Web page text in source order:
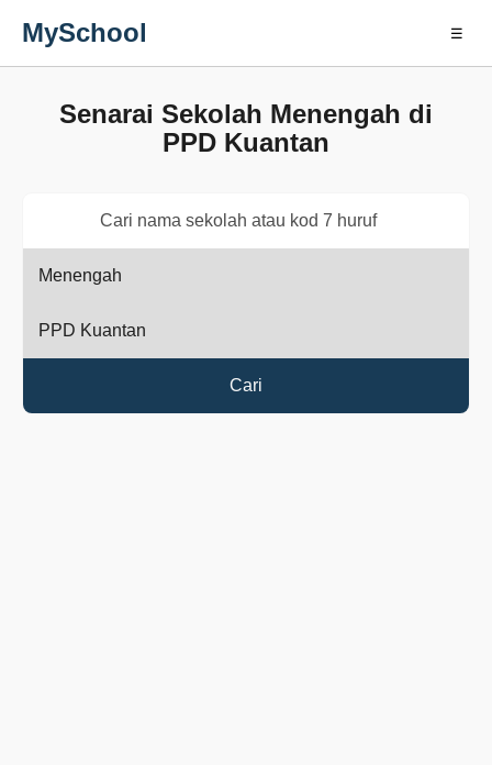
MySchool ☰
Senarai Sekolah Menengah di
PPD Kuantan
Cari